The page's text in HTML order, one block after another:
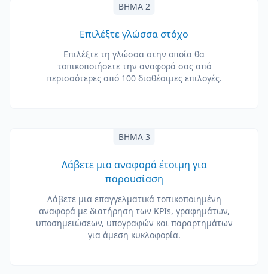
ΒΉΜΑ 2
Επιλέξτε γλώσσα στόχο
Επιλέξτε τη γλώσσα στην οποία θα
τοπικοποιήσετε την αναφορά σας από
περισσότερες από 100 διαθέσιμες επιλογές.
ΒΉΜΑ 3
Λάβετε μια αναφορά έτοιμη για
παρουσίαση
Λάβετε μια επαγγελματικά τοπικοποιημένη
αναφορά με διατήρηση των KPIs, γραφημάτων,
υποσημειώσεων, υπογραφών και παραρτημάτων
για άμεση κυκλοφορία.